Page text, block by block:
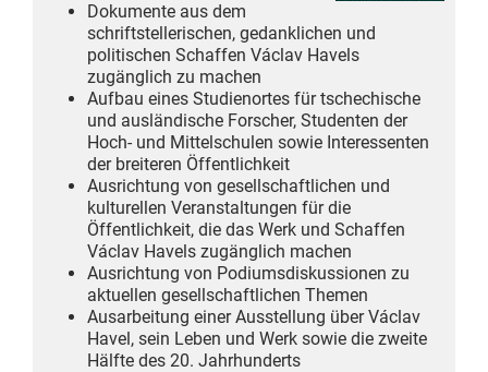
Dokumente aus dem
schriftstellerischen, gedanklichen und
politischen Schaffen Václav Havels
zugänglich zu machen
Aufbau eines Studienortes für tschechische
und ausländische Forscher, Studenten der
Hoch- und Mittelschulen sowie Interessenten
der breiteren Öffentlichkeit
Ausrichtung von gesellschaftlichen und
kulturellen Veranstaltungen für die
Öffentlichkeit, die das Werk und Schaffen
Václav Havels zugänglich machen
Ausrichtung von Podiumsdiskussionen zu
aktuellen gesellschaftlichen Themen
Ausarbeitung einer Ausstellung über Václav
Havel, sein Leben und Werk sowie die zweite
Hälfte des 20. Jahrhunderts